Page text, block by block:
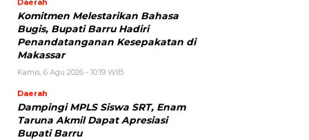
Daerah
Komitmen Melestarikan Bahasa
Bugis, Bupati Barru Hadiri
Penandatanganan Kesepakatan di
Makassar
Kamis, 6 Agu 2026 - 10:19 WIB
Daerah
Dampingi MPLS Siswa SRT, Enam
Taruna Akmil Dapat Apresiasi
Bupati Barru